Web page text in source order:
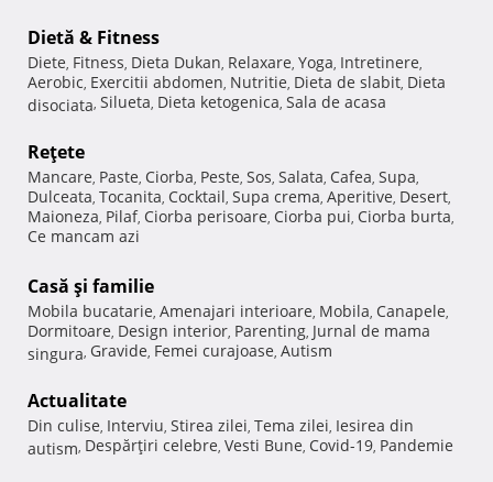
Dietă & Fitness
Diete, Fitness, Dieta Dukan, Relaxare, Yoga, Intretinere,
Aerobic, Exercitii abdomen, Nutritie, Dieta de slabit, Dieta
disociata, Silueta, Dieta ketogenica, Sala de acasa
Reţete
Mancare, Paste, Ciorba, Peste, Sos, Salata, Cafea, Supa,
Dulceata, Tocanita, Cocktail, Supa crema, Aperitive, Desert,
Maioneza, Pilaf, Ciorba perisoare, Ciorba pui, Ciorba burta,
Ce mancam azi
Casă şi familie
Mobila bucatarie, Amenajari interioare, Mobila, Canapele,
Dormitoare, Design interior, Parenting, Jurnal de mama
singura, Gravide, Femei curajoase, Autism
Actualitate
Din culise, Interviu, Stirea zilei, Tema zilei, Iesirea din
autism, Despărţiri celebre, Vesti Bune, Covid-19, Pandemie